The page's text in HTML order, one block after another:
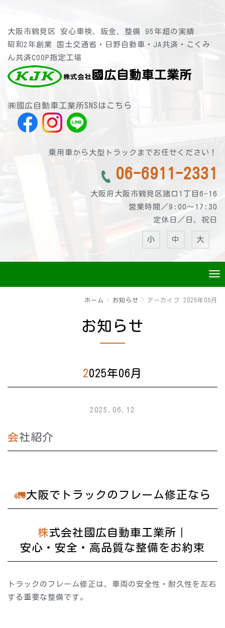
大阪市鶴見区 安心車検、鈑金、整備 95年超の実績
昭和2年創業 国土交通省・日野自動車・JA共済・こくみ
ん共済COOP指定工場
株式会社 國広自動車工業所
㈱國広自動車工業所SNSはこちら
乗用車から大型トラックまでお任せください！
06-6911-2331
大阪府大阪市鶴見区諸口1丁目6-16
営業時間／9:00～17:30
定休日／日、祝日
小 中 大
ホーム お知らせ アーカイブ 2025年06月
お知らせ
2025年06月
2025.06.12
会社紹介
🚛大阪でトラックのフレーム修正なら
株式会社國広自動車工業所｜
安心・安全・高品質な整備をお約束
トラックのフレーム修正は、車両の安全性・耐久性を左右
する重要な整備です。